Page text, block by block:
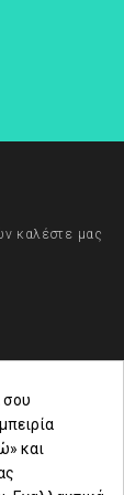
καλέστε μας
σου
και